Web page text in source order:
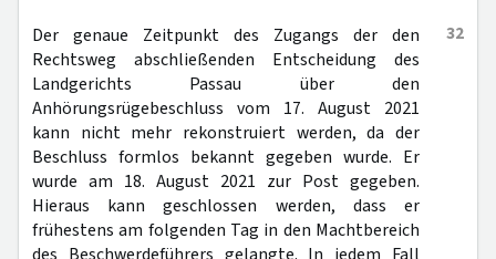
32
Der genaue Zeitpunkt des Zugangs der den
Rechtsweg abschließenden Entscheidung des
Landgerichts Passau über den
Anhörungsrügebeschluss vom 17. August 2021
kann nicht mehr rekonstruiert werden, da der
Beschluss formlos bekannt gegeben wurde. Er
wurde am 18. August 2021 zur Post gegeben.
Hieraus kann geschlossen werden, dass er
frühestens am folgenden Tag in den Machtbereich